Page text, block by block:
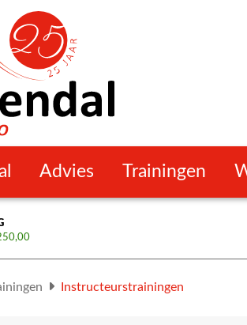
Advies Trainingen
Instructeurstrainingen